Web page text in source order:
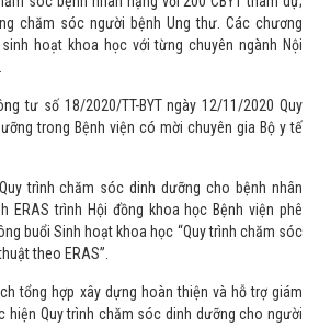
trợ tổ chức thành công Hội thảo Dinh dưỡng
Ngoại khoa với hơn 150 CBYT tham dự; Hội
sóc bệnh nhân nặng với 200 CBYT tham dự;
chăm sóc người bệnh Ung thư. Các chương
sinh hoạt khoa học với từng chuyên ngành Nội
tư số 18/2020/TT-BYT ngày 12/11/2020 Quy
trong Bệnh viện có mời chuyên gia Bộ y tế
trình chăm sóc dinh dưỡng cho bệnh nhân
ERAS trình Hội đồng khoa học Bệnh viện phê
buổi Sinh hoạt khoa học “Quy trình chăm sóc
theo ERAS”.